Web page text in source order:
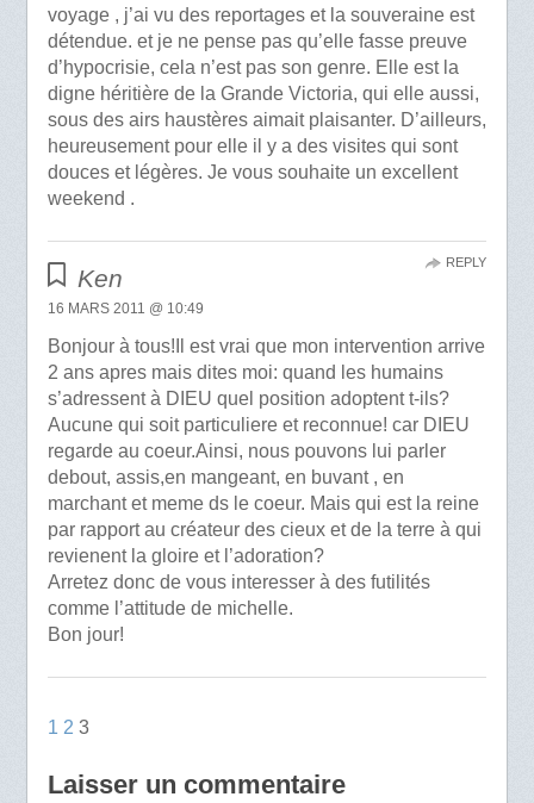
voyage , j’ai vu des reportages et la souveraine est
détendue. et je ne pense pas qu’elle fasse preuve
d’hypocrisie, cela n’est pas son genre. Elle est la
digne héritière de la Grande Victoria, qui elle aussi,
sous des airs haustères aimait plaisanter. D’ailleurs,
heureusement pour elle il y a des visites qui sont
douces et légères. Je vous souhaite un excellent
weekend .
Ken
16 MARS 2011 @ 10:49
Bonjour à tous!Il est vrai que mon intervention arrive
2 ans apres mais dites moi: quand les humains
s’adressent à DIEU quel position adoptent t-ils?
Aucune qui soit particuliere et reconnue! car DIEU
regarde au coeur.Ainsi, nous pouvons lui parler
debout, assis,en mangeant, en buvant , en
marchant et meme ds le coeur. Mais qui est la reine
par rapport au créateur des cieux et de la terre à qui
revienent la gloire et l’adoration?
Arretez donc de vous interesser à des futilités
comme l’attitude de michelle.
Bon jour!
REPLY
1 2 3
Laisser un commentaire